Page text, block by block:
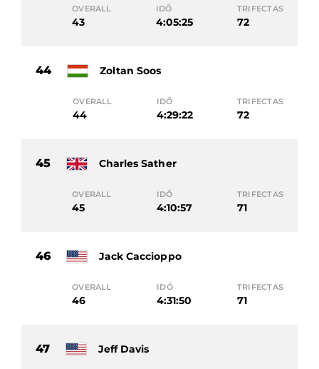
OVERALL
43
IDŐ
4:05:25
TRIFECTAS
72
44 Zoltan Soos
OVERALL
44
IDŐ
4:29:22
TRIFECTAS
72
45 Charles Sather
OVERALL
45
IDŐ
4:10:57
TRIFECTAS
71
46 Jack Caccioppo
OVERALL
46
IDŐ
4:31:50
TRIFECTAS
71
47 Jeff Davis